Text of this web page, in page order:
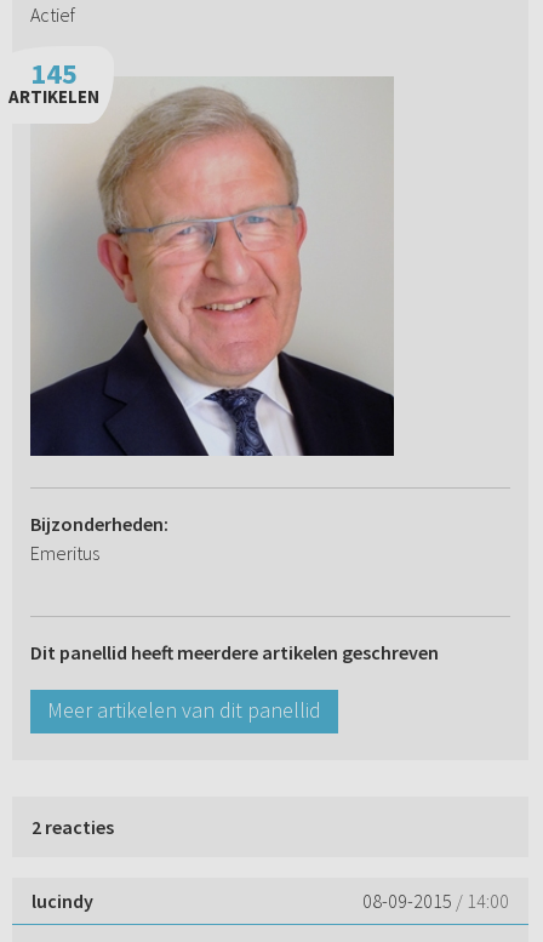
Actief
145
ARTIKELEN
Bijzonderheden:
Emeritus
Dit panellid heeft meerdere artikelen geschreven
Meer artikelen van dit panellid
2 reacties
lucindy 08-09-2015 / 14:00